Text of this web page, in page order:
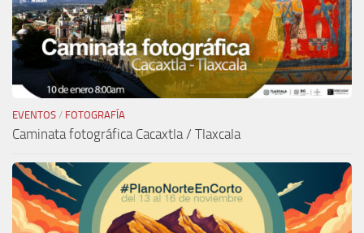
EVENTOS / FOTOGRAFÍA
Caminata fotográfica Cacaxtla / Tlaxcala